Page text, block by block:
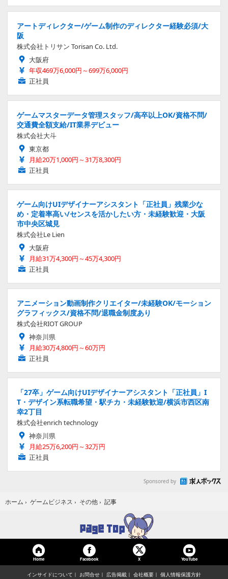
アートディレクター/ゲーム制作のディレクター経験必須/大
阪
株式会社トリサン Torisan Co. Ltd.
大阪府
年収469万6,000円～699万6,000円
正社員
ゲームマスターデータ管理スタッフ/高卒以上OK/資格不問/
交通費全額支給/IT業界デビュー
株式会社大斗
東京都
月給20万1,000円～31万8,300円
正社員
ゲーム向けUIデザイナーアシスタント「正社員」残業少な
め・定着率高い/センスを活かしたい方・未経験歓迎・大阪
市中央区城見
株式会社Le Lien
大阪府
月給31万4,300円～45万4,300円
正社員
アニメーション動画制作クリエイター/未経験OK/モーション
グラフィックス/資格不問/退職金制度あり
株式会社RIOT GROUP
神奈川県
月給30万4,800円～60万円
正社員
「27卒」ゲーム向けUIデザイナーアシスタント「正社員」I
T・デザイン系転職希望・駅チカ・未経験歓迎/横浜市西区南
幸2丁目
株式会社enrich technology
神奈川県
月給25万6,200円～32万円
正社員
Sponsored by
ホーム › ゲームビジネス › その他 › 記事
Home Facebook X YouTube
インサイドについて お問合せ 広告掲載 会社概要 個人情報保護方針